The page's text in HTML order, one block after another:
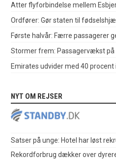
Atter flyforbindelse mellem
Ordfører: Gør staten til
Første halvår: Færre passagerer
Stormer frem: Passagervækst på
Emirates udvider med 40 procent
NYT OM REJSER
Satser på unge: Hotel har løst
Rekordforbrug dækker over